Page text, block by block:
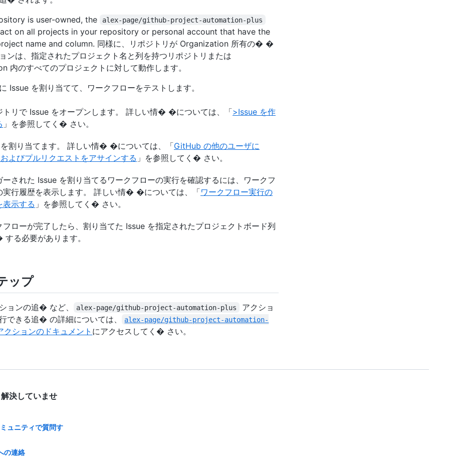
is user-owned, the
alex-page/github-project-automation-plus
on all projects in your repository or personal account that have the
name and column. 同様に、リポジトリが Organization 所有の� �
ンは、指定されたプロジェクト名と列を持つリポジトリまたは
内のすべてのプロジェクトに対して動作します。
Issue を割り当てて、ワークフローをテストします。
トリで Issue をオープンします。 詳しい情� �については、「>Issue を作
」を参照してく� さい。
割り当てます。 詳しい情� �については、「GitHub の他のユーザに
よびプルリクエストをアサインする 」を参照してく� さい。
ーされた Issue を割り当てるワークフローの実行を確認するには、ワークフ
実行履歴を表示します。 詳しい情� �については、「ワークフロー実行の
表示する 」を参照してく� さい。
フローが完了したら、割り当てた Issue を指定されたプロジェクトボード列
る必要があります。
ップ
ョンの追� など、 alex-page/github-project-automation-plus
アクショ
できる追� の詳細については、
alex-page/github-project-automation-
クションのドキュメント にアクセスしてく� さい。
決していませ
ュニティで質問す
の連絡